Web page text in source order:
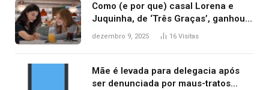
Como (e por que) casal Lorena e
Juquinha, de ‘Três Graças’, ganhou
repercussão internacional
dezembro 9, 2025 16 Visitas
Mãe é levada para delegacia após
ser denunciada por maus-tratos